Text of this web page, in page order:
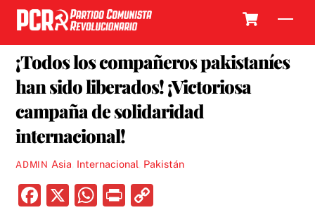
Skip
content
¡Todos los compañeros pakistaníes
han sido liberados! ¡Victoriosa
campaña de solidaridad
internacional!
ADMIN Asia Internacional Pakistán
F
X
W P